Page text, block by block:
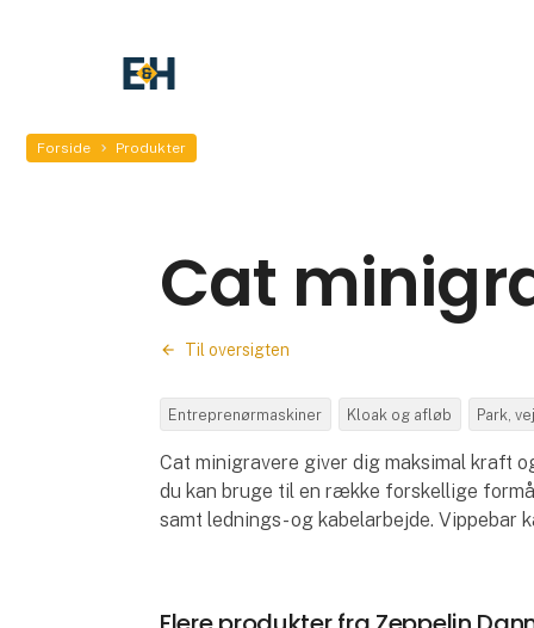
Forside Produkter
Cat
Til oversigten
Entreprenørmaskiner Kloak og afløb Park,
Cat minigravere giver dig maksimal kraft
du kan bruge til en række forskellige
samt lednings- og kabelarbejde. Vippebar